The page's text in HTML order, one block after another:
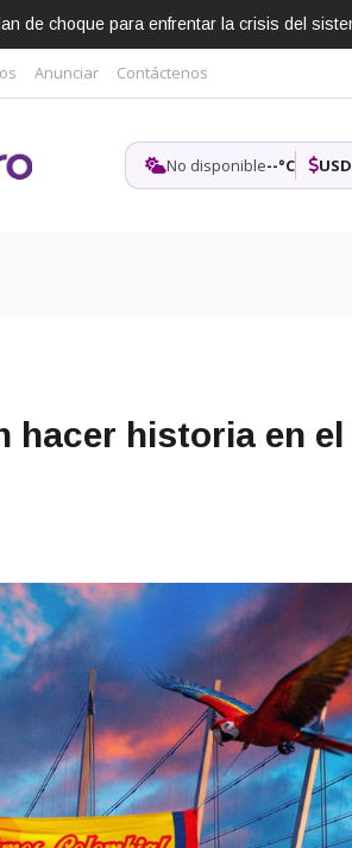
de choque para enfrentar la crisis del
Anunciar Contáctenos
No disponible--°C
hacer historia en